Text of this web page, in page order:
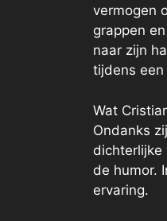
vermogen
grappen
naar zijn
tijdens
Wat
Ondanks
dichterlijke
de humor.
ervaring.